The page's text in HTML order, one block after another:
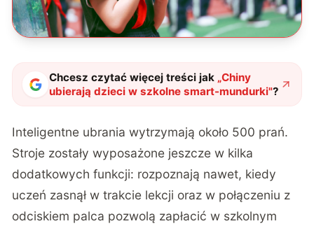
Chcesz czytać więcej treści jak „Chiny
ubierają dzieci w szkolne smart-mundurki"?
Inteligentne ubrania wytrzymają około 500 prań.
Stroje zostały wyposażone jeszcze w kilka
dodatkowych funkcji: rozpoznają nawet, kiedy
uczeń zasnął w trakcie lekcji oraz w połączeniu z
odciskiem palca pozwolą zapłacić w szkolnym